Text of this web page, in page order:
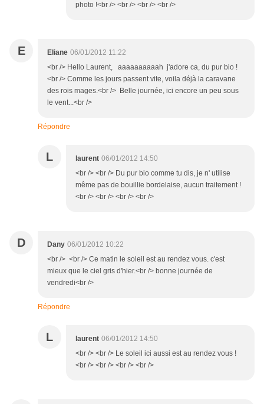
photo !<br /> <br /> <br /> <br />
E Eliane 06/01/2012 11:22
<br /> Hello Laurent, aaaaaaaaaah j'adore ca, du pur bio !
<br /> Comme les jours passent vite, voila déjà la caravane
des rois mages.<br /> Belle journée, ici encore un peu sous
le vent...<br />
Répondre
L laurent 06/01/2012 14:50
<br /> <br /> Du pur bio comme tu dis, je n' utilise
même pas de bouillie bordelaise, aucun traitement !
<br /> <br /> <br /> <br />
D Dany 06/01/2012 10:22
<br /> <br /> Ce matin le soleil est au rendez vous. c'est
mieux que le ciel gris d'hier.<br /> bonne journée de
vendredi<br />
Répondre
L laurent 06/01/2012 14:50
<br /> <br /> Le soleil ici aussi est au rendez vous !
<br /> <br /> <br /> <br />